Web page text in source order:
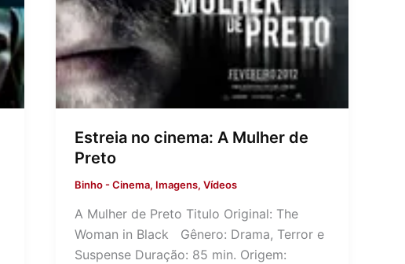
Estreia no cinema: A Mulher de
Preto
Binho-Cinema, Imagens, Vídeos
A Mulher de Preto Titulo Original: The
Woman in Black Gênero: Drama, Terror e
Suspense Duração: 85 min. Origem: